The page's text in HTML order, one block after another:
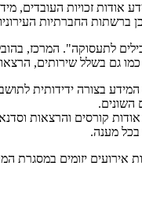
אודות זכויות העובדים,
ברשתות החברתיות
גם בשלל שירותים,
בצורה ידידותית
השונים.
אודות קורסים והרצאות
בכל מענה.
אירועים יזומים במסגרת